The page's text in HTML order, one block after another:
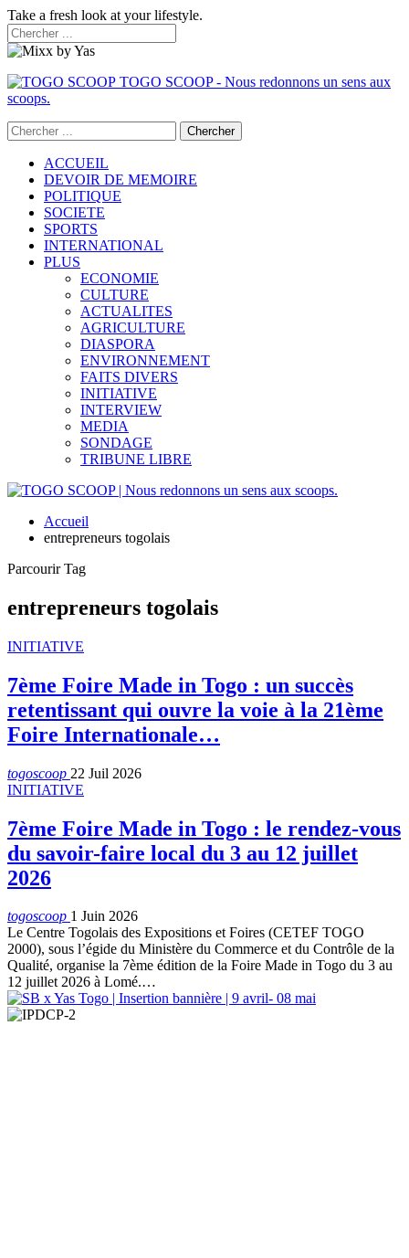
Take a fresh look at your lifestyle.
TOGO SCOOP - Nous redonnons un sens aux
scoops.
ACCUEIL
DEVOIR DE MEMOIRE
POLITIQUE
SOCIETE
SPORTS
INTERNATIONAL
PLUS
ECONOMIE
CULTURE
ACTUALITES
AGRICULTURE
DIASPORA
ENVIRONNEMENT
FAITS DIVERS
INITIATIVE
INTERVIEW
MEDIA
SONDAGE
TRIBUNE LIBRE
Accueil
entrepreneurs togolais
Parcourir Tag
entrepreneurs togolais
INITIATIVE
7ème Foire Made in Togo : un succès
retentissant qui ouvre la voie à la 21ème
Foire Internationale…
togoscoop 22 Juil 2026
INITIATIVE
7ème Foire Made in Togo : le rendez-vous
du savoir-faire local du 3 au 12 juillet
2026
togoscoop 1 Juin 2026
Le Centre Togolais des Expositions et Foires (CETEF TOGO
2000), sous l’égide du Ministère du Commerce et du Contrôle de la
Qualité, organise la 7ème édition de la Foire Made in Togo du 3 au
12 juillet 2026 à Lomé.…